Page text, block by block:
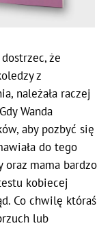
że
z
należała raczej
Wanda
aby pozbyć się
do tego
oraz mama bardzo
kobiecej
Co chwilę któraś
lub